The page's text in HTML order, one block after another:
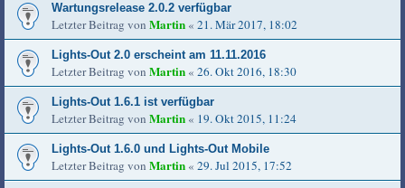
Wartungsrelease 2.0.2 verfügbar
Letzter Beitrag von Martin « 21. Mär 2017, 18:02
Lights-Out 2.0 erscheint am 11.11.2016
Letzter Beitrag von Martin « 26. Okt 2016, 18:30
Lights-Out 1.6.1 ist verfügbar
Letzter Beitrag von Martin « 19. Okt 2015, 11:24
Lights-Out 1.6.0 und Lights-Out Mobile
Letzter Beitrag von Martin « 29. Jul 2015, 17:52